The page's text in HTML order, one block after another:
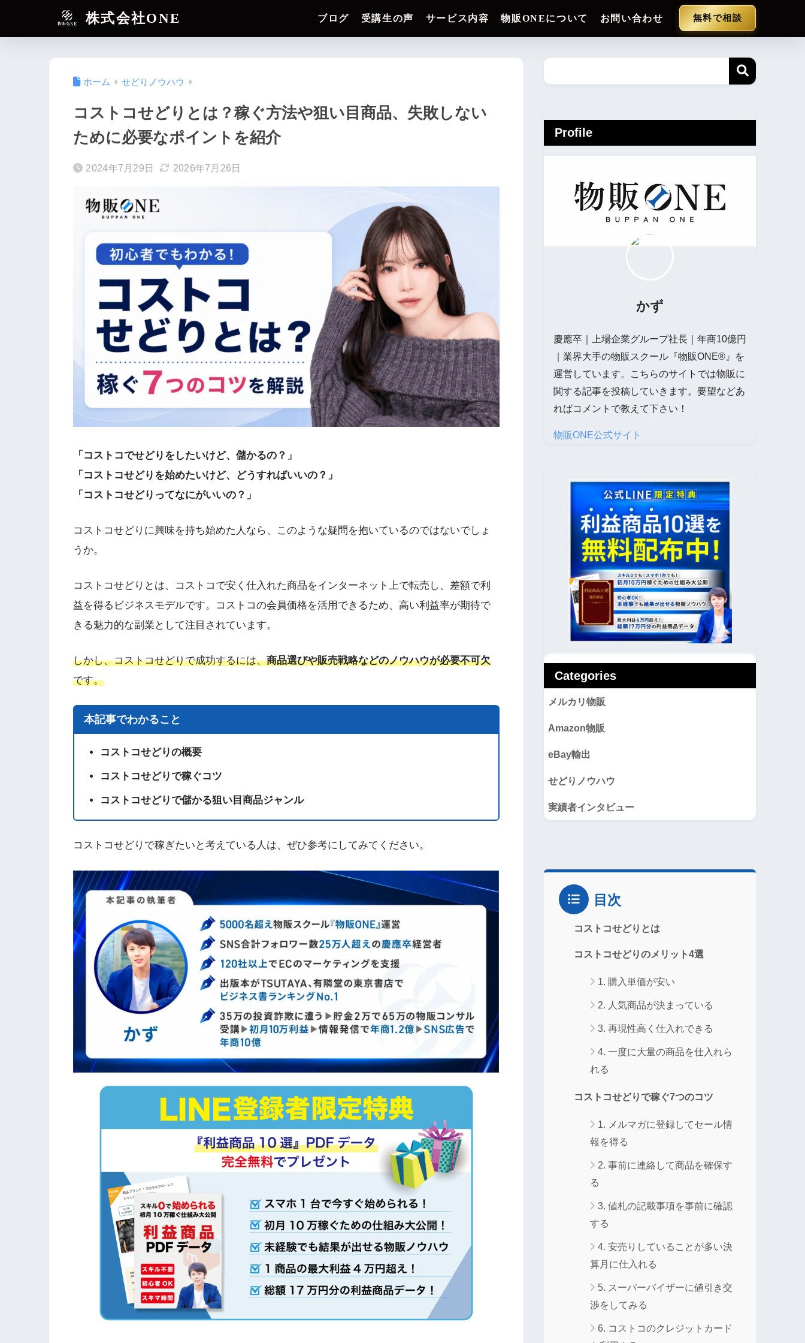
株式会社ONE ブログ 受講生の声 サービス内容 物販ONEについて お問い合わせ 無料で相談
ホーム せどりノウハウ
コストコせどりとは？稼ぐ方法や狙い目商品、失敗しない
ために必要なポイントを紹介
2024年7月29日 2026年7月26日
「コストコでせどりをしたいけど、儲かるの？」
「コストコせどりを始めたいけど、どうすればいいの？」
「コストコせどりってなにがいいの？」
コストコせどりに興味を持ち始めた人なら、このような疑問を抱いているのではないでしょ
うか。
コストコせどりとは、コストコで安く仕入れた商品をインターネット上で転売し、差額で利
益を得るビジネスモデルです。コストコの会員価格を活用できるため、高い利益率が期待で
きる魅力的な副業として注目されています。
しかし、コストコせどりで成功するには、商品選びや販売戦略などのノウハウが必要不可欠
です。
本記事でわかること
コストコせどりの概要
コストコせどりで稼ぐコツ
コストコせどりで儲かる狙い目商品ジャンル
コストコせどりで稼ぎたいと考えている人は、ぜひ参考にしてみてください。
Profile
かず
慶應卒｜上場企業グループ社長｜年商10億円
｜業界大手の物販スクール『物販ONE®』を
運営しています。こちらのサイトでは物販に
関する記事を投稿していきます。要望などあ
ればコメントで教えて下さい！
物販ONE公式サイト
Categories
メルカリ物販
Amazon物販
eBay輸出
せどりノウハウ
実績者インタビュー
目次
コストコせどりとは
コストコせどりのメリット4選
1. 購入単価が安い
2. 人気商品が決まっている
3. 再現性高く仕入れできる
4. 一度に大量の商品を仕入れら
れる
コストコせどりで稼ぐ7つのコツ
1. メルマガに登録してセール情
報を得る
2. 事前に連絡して商品を確保す
る
3. 値札の記載事項を事前に確認
する
4. 安売りしていることが多い決
算月に仕入れる
5. スーパーバイザーに値引き交
渉をしてみる
6. コストコのクレジットカード